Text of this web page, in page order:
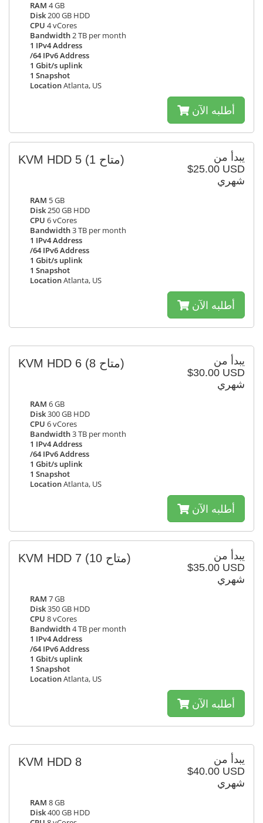
RAM 4 GB
Disk200 GB HDD
CPU 4 vCores
Bandwidth2 TB per month
1 IPv4 Address
/64 IPv6 Address
1 Gbit/s uplink
1 Snapshot
LocationAtlanta, US
أطلبه الآن
يبدأ من
$25.00 USD
شهري
KVM HDD 5 (1 متاح)
RAM 5 GB
Disk250 GB HDD
CPU 6 vCores
Bandwidth3 TB per month
1 IPv4 Address
/64 IPv6 Address
1 Gbit/s uplink
1 Snapshot
LocationAtlanta, US
أطلبه الآن
يبدأ من
$30.00 USD
شهري
KVM HDD 6 (8 متاح)
RAM 6 GB
Disk300 GB HDD
CPU 6 vCores
Bandwidth3 TB per month
1 IPv4 Address
/64 IPv6 Address
1 Gbit/s uplink
1 Snapshot
LocationAtlanta, US
أطلبه الآن
يبدأ من
$35.00 USD
شهري
KVM HDD 7 (10 متاح)
RAM 7 GB
Disk350 GB HDD
CPU 8 vCores
Bandwidth4 TB per month
1 IPv4 Address
/64 IPv6 Address
1 Gbit/s uplink
1 Snapshot
LocationAtlanta, US
أطلبه الآن
يبدأ من
$40.00 USD
شهري
KVM HDD 8
RAM 8 GB
Disk400 GB HDD